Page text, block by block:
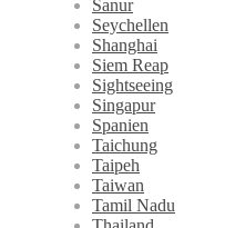
Sanur
Seychellen
Shanghai
Siem Reap
Sightseeing
Singapur
Spanien
Taichung
Taipeh
Taiwan
Tamil Nadu